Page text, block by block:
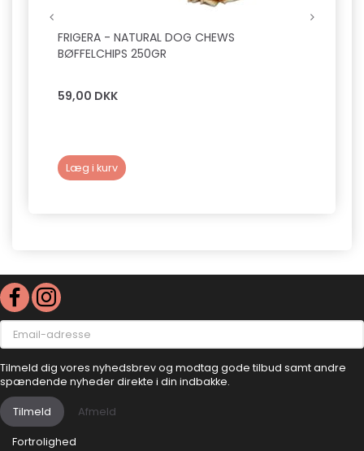
FRIGERA - NATURAL DOG CHEWS
BØFFELCHIPS 250GR
59,00 DKK
Læg i kurv
Email-
adresse
Tilmeld dig vores nyhedsbrev og modtag gode tilbud samt andre
spændende nyheder direkte i din indbakke.
Tilmeld Afmeld
Fortrolighed